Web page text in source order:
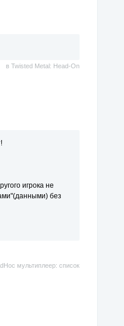
вTwisted Metal: Head-On
игрока не
без
мультиплеер: список